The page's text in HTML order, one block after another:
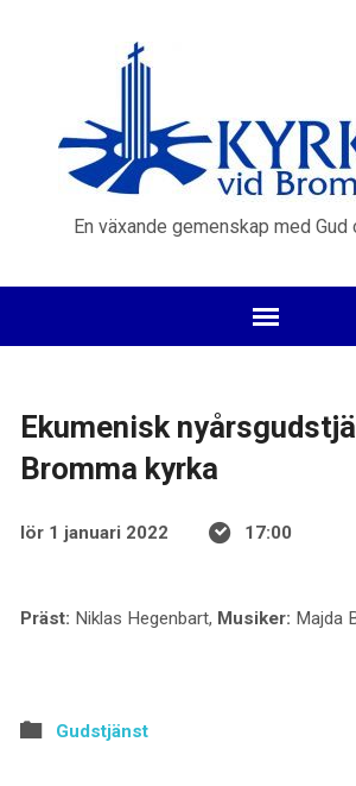
En växande gemenskap med Gud
Ekumenisk
Bromma kyrka
lör 1 januari 2022 17:00
Präst: Niklas Hegenbart, Musiker: Majda
Gudstjänst